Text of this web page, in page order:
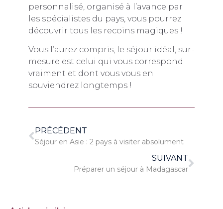
personnalisé, organisé à l’avance par
les spécialistes du pays, vous pourrez
découvrir tous les recoins magiques !
Vous l’aurez compris, le séjour idéal, sur-
mesure est celui qui vous correspond
vraiment et dont vous vous en
souviendrez longtemps !
PRÉCÉDENT
Séjour en Asie : 2 pays à visiter absolument
SUIVANT
Préparer un séjour à Madagascar